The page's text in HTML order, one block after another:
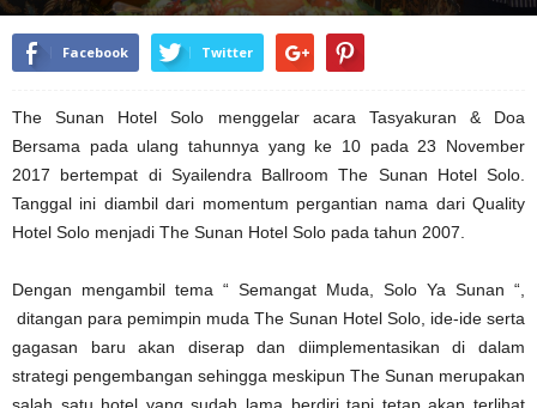
Facebook
Twitter
The Sunan Hotel Solo menggelar acara Tasyakuran & Doa
Bersama pada ulang tahunnya yang ke 10 pada 23 November
2017 bertempat di Syailendra Ballroom The Sunan Hotel Solo.
Tanggal ini diambil dari momentum pergantian nama dari Quality
Hotel Solo menjadi The Sunan Hotel Solo pada tahun 2007.
Dengan mengambil tema “ Semangat Muda, Solo Ya Sunan “,
ditangan para pemimpin muda The Sunan Hotel Solo, ide-ide serta
gagasan baru akan diserap dan diimplementasikan di dalam
strategi pengembangan sehingga meskipun The Sunan merupakan